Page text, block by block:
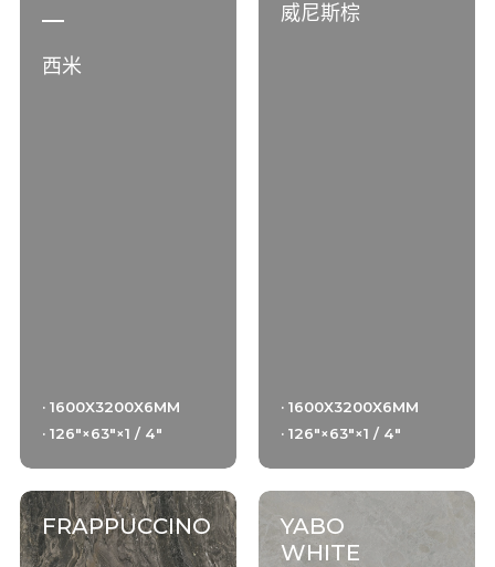
西米
· 1600X3200X6MM
· 126"×63"×1 / 4"
威尼斯棕
· 1600X3200X6MM
· 126"×63"×1 / 4"
FRAPPUCCINO
YABO
WHITE